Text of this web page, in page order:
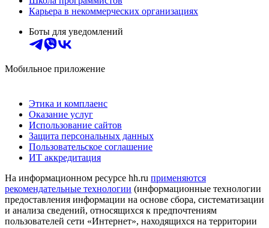
Карьера в некоммерческих организациях
Боты для уведомлений
Мобильное приложение
Этика и комплаенс
Оказание услуг
Использование сайтов
Защита персональных данных
Пользовательское соглашение
ИТ аккредитация
На информационном ресурсе hh.ru применяются
рекомендательные технологии (информационные технологии
предоставления информации на основе сбора, систематизации
и анализа сведений, относящихся к предпочтениям
пользователей сети «Интернет», находящихся на территории